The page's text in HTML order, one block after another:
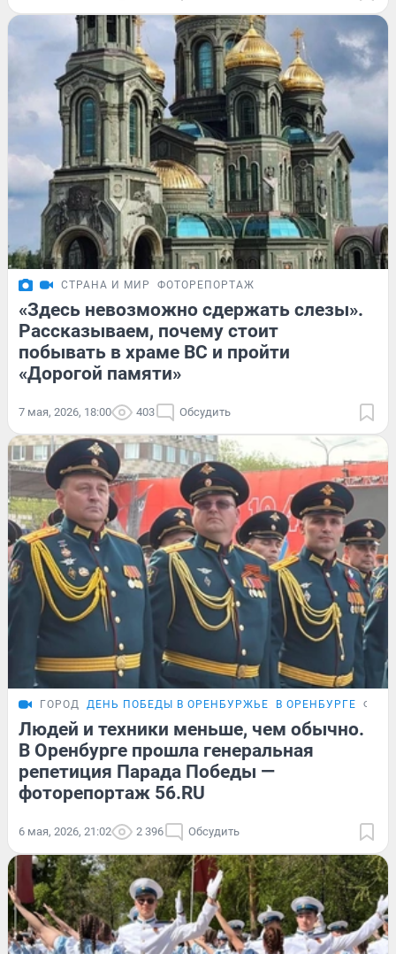
СТРАНА И МИР ФОТОРЕПОРТАЖ
«Здесь невозможно сдержать слезы».
Рассказываем, почему стоит
побывать в храме ВС и пройти
«Дорогой памяти»
7 мая, 2026, 18:00 403 Обсудить
ГОРОД ДЕНЬ ПОБЕДЫ В ОРЕНБУРЖЬЕ В ОРЕНБУРГЕ
Людей и техники меньше, чем обычно.
В Оренбурге прошла генеральная
репетиция Парада Победы —
фоторепортаж 56.RU
6 мая, 2026, 21:02 2 396 Обсудить